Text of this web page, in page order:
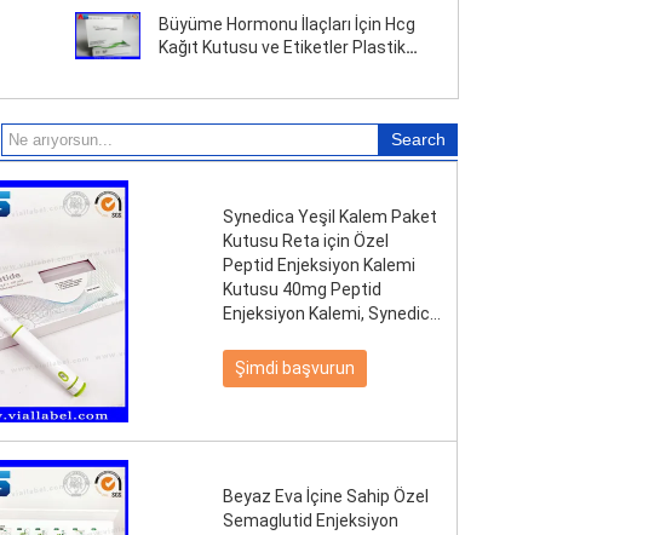
Büyüme Hormonu İlaçları İçin Hcg
Kağıt Kutusu ve Etiketler Plastik
Synedica Yeşil Kalem Paket
Kutusu Reta için Özel
Peptid Enjeksiyon Kalemi
Kutusu 40mg Peptid
Enjeksiyon Kalemi, Synedica
Şimdi başvurun
Beyaz Eva İçine Sahip Özel
Semaglutid Enjeksiyon